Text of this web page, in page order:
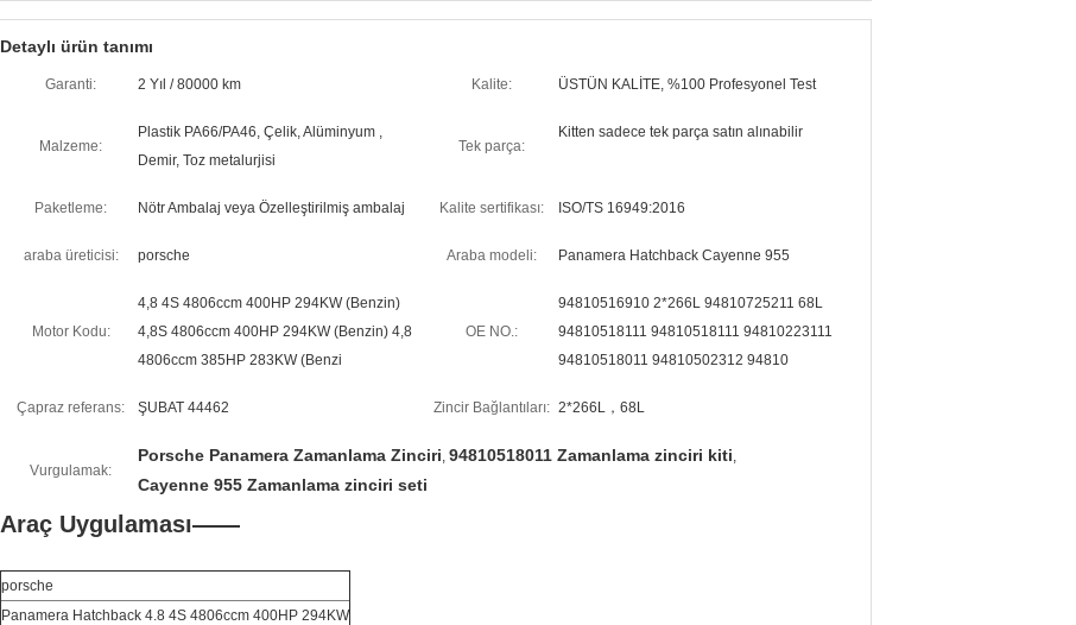
Detaylı ürün tanımı
Garanti: 2 Yıl / 80000 km Kalite: ÜSTÜN KALİTE, %100 Profesyonel Test
Malzeme:
Plastik PA66/PA46, Çelik, Alüminyum ,
Demir, Toz metalurjisi
Tek parça:
Kitten sadece tek parça satın alınabilir
Paketleme: Nötr Ambalaj veya Özelleştirilmiş ambalaj Kalite sertifikası: ISO/TS 16949:2016
araba üreticisi: porsche Araba modeli: Panamera Hatchback Cayenne 955
Motor Kodu:
4,8 4S 4806ccm 400HP 294KW (Benzin)
4,8S 4806ccm 400HP 294KW (Benzin) 4,8
4806ccm 385HP 283KW (Benzi
OE NO.:
94810516910 2*266L 94810725211 68L
94810518111 94810518111 94810223111
94810518011 94810502312 94810
Çapraz referans: ŞUBAT 44462 Zincir Bağlantıları: 2*266L，68L
Vurgulamak:
Porsche Panamera Zamanlama Zinciri, 94810518011 Zamanlama zinciri kiti,
Cayenne 955 Zamanlama zinciri seti
Araç Uygulaması——
porsche
Panamera Hatchback 4.8 4S 4806ccm 400HP 294KW